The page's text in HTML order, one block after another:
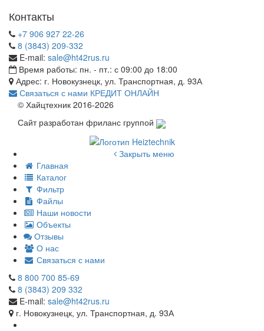
Контакты
+7 906 927 22-26
8 (3843) 209-332
E-mail: sale@ht42rus.ru
Время работы: пн. - пт.: с 09:00 до 18:00
Адрес: г. Новокузнецк, ул. Транспортная, д. 93А
Связаться с нами КРЕДИТ ОНЛАЙН
© Хайцтехник 2016-2026
Сайт разработан фриланс группой
Закрыть меню
Главная
Каталог
Фильтр
Файлы
Наши новости
Объекты
Отзывы
О нас
Связаться с нами
8 800 700 85-69
8 (3843) 209 332
E-mail: sale@ht42rus.ru
г. Новокузнецк, ул. Транспортная, д. 93А